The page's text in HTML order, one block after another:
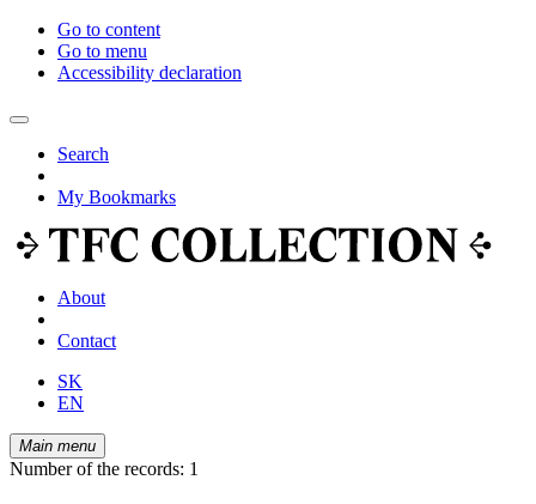
Go to content
Go to menu
Accessibility declaration
Search
My Bookmarks
About
Contact
SK
EN
Main menu
Number of the records: 1